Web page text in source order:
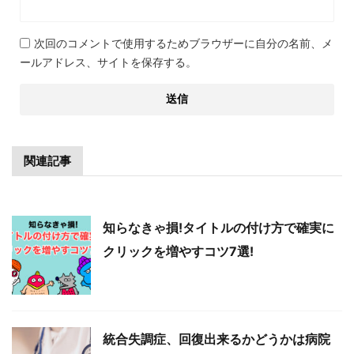
次回のコメントで使用するためブラウザーに自分の名前、メ
ールアドレス、サイトを保存する。
関連記事
知らなきゃ損!タイトルの付け方で確実に
クリックを増やすコツ7選!
統合失調症、回復出来るかどうかは病院